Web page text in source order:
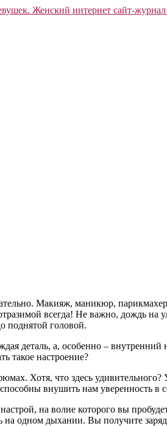
Макияж, маникюр,
всегда! Не важно, дождь на
поднятой головой.
деталь, а, особенно – внутренний
такое настроение?
Хотя, что здесь удивительного?
внушить нам уверенность в
на волне которого вы
одном дыхании. Вы получите